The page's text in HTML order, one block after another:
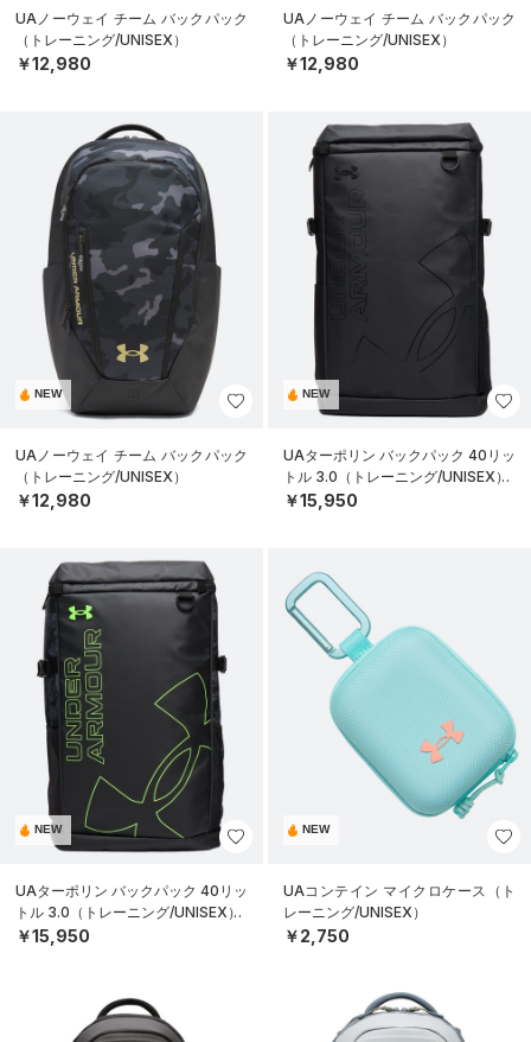
UAノーウェイ チーム バックパック
（トレーニング/UNISEX）
￥12,980
UAノーウェイ チーム バックパック
（トレーニング/UNISEX）
￥12,980
NEW
UAノーウェイ チーム バックパック
（トレーニング/UNISEX）
￥12,980
NEW
UAターポリン バックパック 40リッ
トル 3.0（トレーニング/UNISEX）
￥15,950
NEW
UAターポリン バックパック 40リッ
トル 3.0（トレーニング/UNISEX）
￥15,950
NEW
UAコンテイン マイクロケース（ト
レーニング/UNISEX）
￥2,750